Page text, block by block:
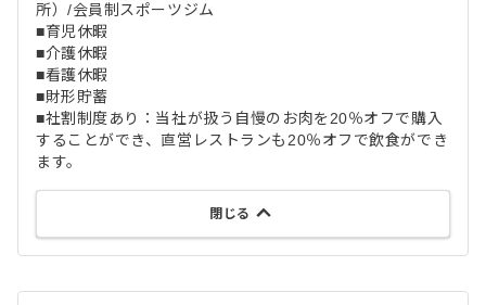
所）/会員制スポーツジム
■育児休暇
■介護休暇
■看護休暇
■財形貯蓄
■社割制度あり：当社が扱う自慢のお肉を20％オフで購入
することができ、直営レストランも20％オフで飲食ができ
ます。
閉じる